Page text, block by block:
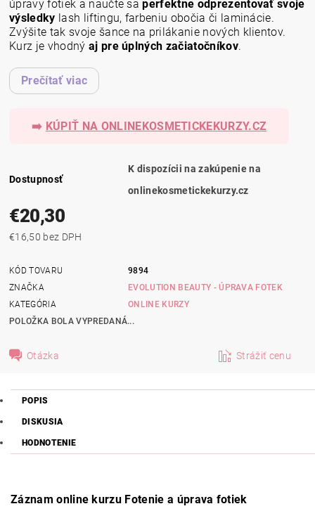
úpravy fotiek a naučte sa perfektne odprezentovať svoje
výsledky lash liftingu, farbeniu obočia či laminácie.
Zvýšite tak svoje šance na prilákanie nových klientov.
Kurz je vhodný aj pre úplných začiatočníkov.
Prečítať viac
➡️ KÚPIŤ NA ONLINEKOSMETICKEKURZY.CZ
Dostupnosť
K dispozícii na zakúpenie na
onlinekosmetickekurzy.cz
€20,30
€16,50 bez DPH
KÓD TOVARU
9894
ZNAČKA
EVOLUTION BEAUTY - ÚPRAVA FOTEK
KATEGÓRIA
ONLINE KURZY
POLOŽKA BOLA VYPREDANÁ...
Otázka Strážiť cenu
POPIS
DISKUSIA
HODNOTENIE
Záznam online kurzu Fotenie a úprava fotiek